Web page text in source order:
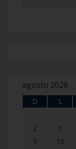
agosto 2026
D L
2
3
9
10